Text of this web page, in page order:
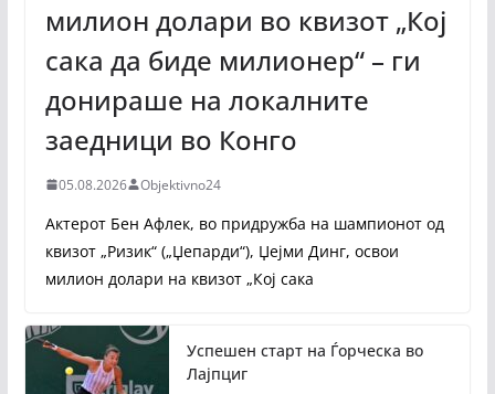
милион долари во квизот „Кој
сака да биде милионер“ – ги
донираше на локалните
заедници во Конго
05.08.2026 Objektivno24
Актерот Бен Афлек, во придружба на шампионот од
квизот „Ризик“ („Џепарди“), Џејми Динг, освои
милион долари на квизот „Кој сака
Успешен старт на Ѓорческа во
Лајпциг